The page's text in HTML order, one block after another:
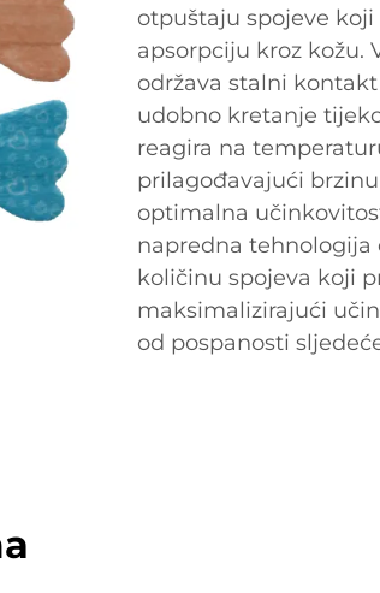
otpuštaju spojeve
apsorpciju kroz kožu.
održava stalni
udobno kretanje
reagira na
prilagođavajući
optimalna
napredna tehnologija
količinu spojeva koji
maksimalizirajući
od pospanosti